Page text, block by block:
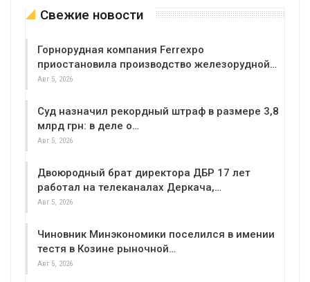
Свежие новости
Горнорудная компания Ferrexpo
приостановила производство железорудной…
Авг 5, 2026
Суд назначил рекордный штраф в размере 3,8
млрд грн: в деле о…
Авг 5, 2026
Двоюродный брат директора ДБР 17 лет
работал на телеканалах Деркача,…
Авг 5, 2026
Чиновник Минэкономики поселился в имении
тестя в Козине рыночной…
Авг 5, 2026